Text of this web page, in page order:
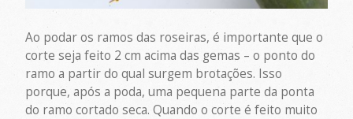
Ao podar os ramos das roseiras, é importante que o
corte seja feito 2 cm acima das gemas – o ponto do
ramo a partir do qual surgem brotações. Isso
porque, após a poda, uma pequena parte da ponta
do ramo cortado seca. Quando o corte é feito muito